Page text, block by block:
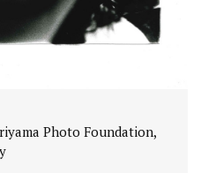
Photo Foundation,